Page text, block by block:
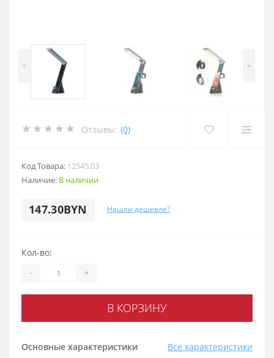
< >
Отзывы: (0)
Код Товара: 12545.03
Наличие: В наличии
147.30BYN Нашли дешевле?
Основные характеристики Все характеристики
Кол-во:
- +
В КОРЗИНУ